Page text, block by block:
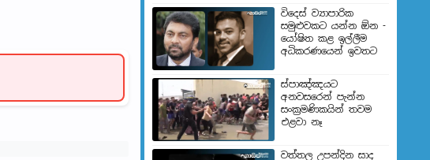
විදෙස් ව්‍යාපාරික
සමුළුවකට යන්න ඕන -
යෝෂිත කළ ඉල්ලීම
අධිකරණයෙන් ඉවතට
ස්පාඤ්ඤයට
අනවසරෙන් පැන්න
සංක්‍රමණිකයින් තවම
එළවා නෑ
වත්තල උපන්දින සාද